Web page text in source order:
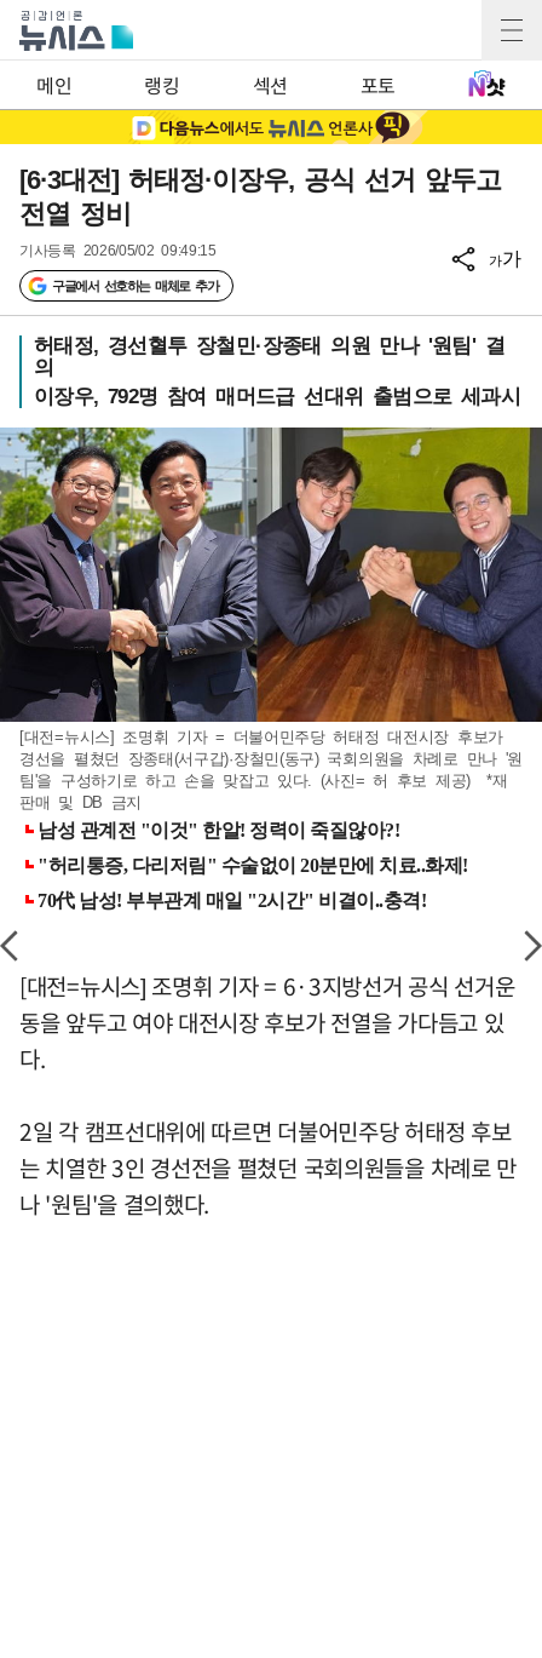
메인 랭킹 섹션 포토
[6·3대전] 허태정·이장우, 공식 선거 앞두고
전열 정비
기사등록 2026/05/02 09:49:15
구글에서 선호하는 매체로 추가
가가
허태정, 경선혈투 장철민·장종태 의원 만나 '원팀' 결
의
이장우, 792명 참여 매머드급 선대위 출범으로 세과시
[대전=뉴시스] 조명휘 기자 = 더불어민주당 허태정 대전시장 후보가
경선을 펼쳤던 장종태(서구갑)·장철민(동구) 국회의원을 차례로 만나 '원
팀'을 구성하기로 하고 손을 맞잡고 있다. (사진= 허 후보 제공) *재
판매 및 DB 금지
[대전=뉴시스] 조명휘 기자 = 6·3지방선거 공식 선거운
동을 앞두고 여야 대전시장 후보가 전열을 가다듬고 있
다.
2일 각 캠프선대위에 따르면 더불어민주당 허태정 후보
는 치열한 3인 경선전을 펼쳤던 국회의원들을 차례로 만
나 '원팀'을 결의했다.